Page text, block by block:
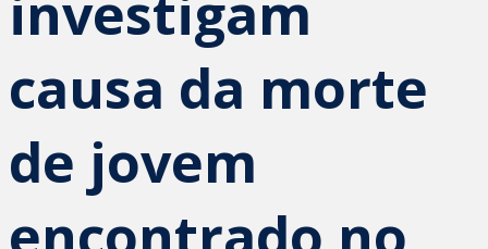
causa da morte
de jovem